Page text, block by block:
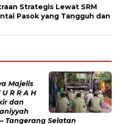
Strategis Lewat SRM
Pasok yang Tangguh dan
Majelis
R R A H
dan
Tangerang Selatan